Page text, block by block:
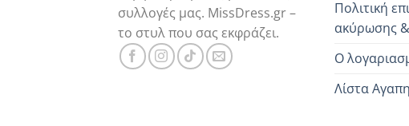
συλλογές μας. MissDress.gr –
το στυλ που σας εκφράζει.
Πολιτική
ακύρωσης
Ο
Λίστα